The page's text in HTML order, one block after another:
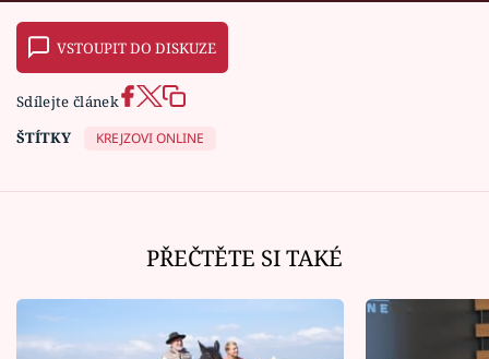
VSTOUPIT DO DISKUZE
Sdílejte článek
ŠTÍTKY
KREJZOVI ONLINE
PŘEČTĚTE SI TAKÉ